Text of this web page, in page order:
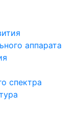
аппарата
спектра